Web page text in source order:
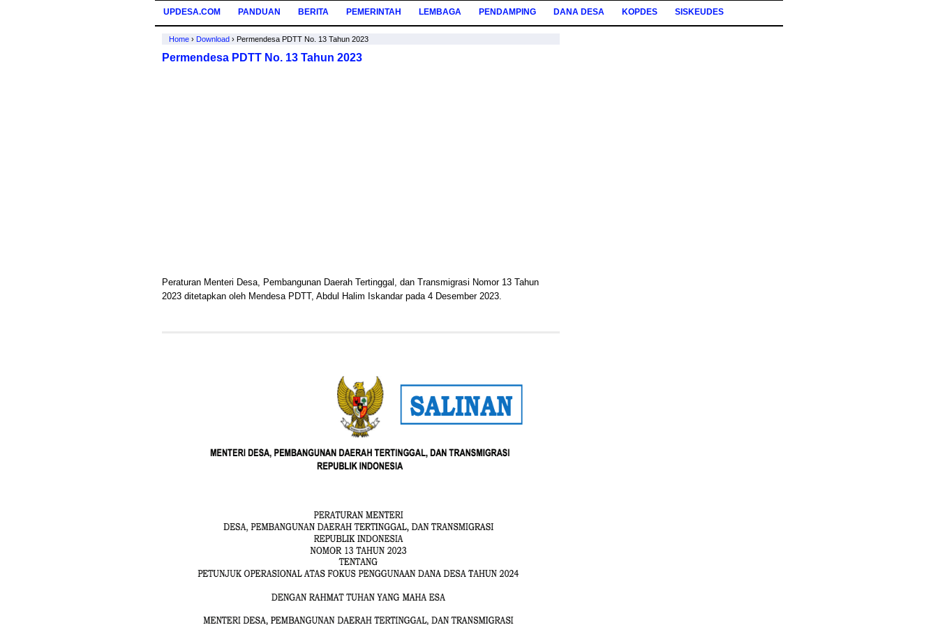
UPDESA.COM PANDUAN BERITA PEMERINTAH LEMBAGA PENDAMPING DANA DESA KOPDES SISKEUDES
Home › Download › Permendesa PDTT No. 13 Tahun 2023
Permendesa PDTT No. 13 Tahun 2023
Peraturan Menteri Desa, Pembangunan Daerah Tertinggal, dan Transmigrasi Nomor 13 Tahun
2023 ditetapkan oleh Mendesa PDTT, Abdul Halim Iskandar pada 4 Desember 2023.